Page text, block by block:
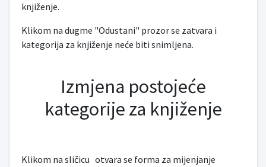
knjiženje.
Klikom na dugme "Odustani" prozor se zatvara i
kategorija za knjiženje neće biti snimljena.
Izmjena postojeće
kategorije za knjiženje
Klikom na sličicu otvara se forma za mijenjanje